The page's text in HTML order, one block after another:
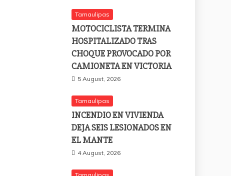
Tamaulipas
MOTOCICLISTA TERMINA
HOSPITALIZADO TRAS
CHOQUE PROVOCADO POR
CAMIONETA EN VICTORIA
5 August, 2026
Tamaulipas
INCENDIO EN VIVIENDA
DEJA SEIS LESIONADOS EN
EL MANTE
4 August, 2026